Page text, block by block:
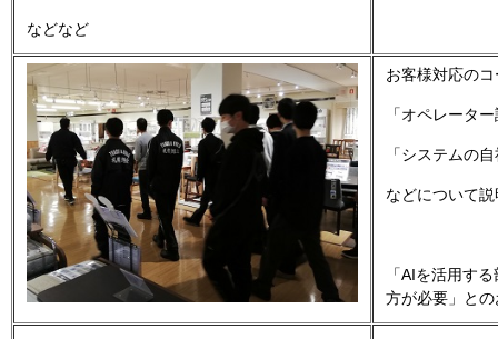
などなど
お客様対応の
「オペレータ
「システムの
などについて
「 AIを活用す
方が必要」と